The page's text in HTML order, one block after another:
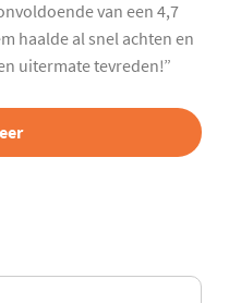
van een 4,7
haalde al snel achten en
uitermate tevreden!”